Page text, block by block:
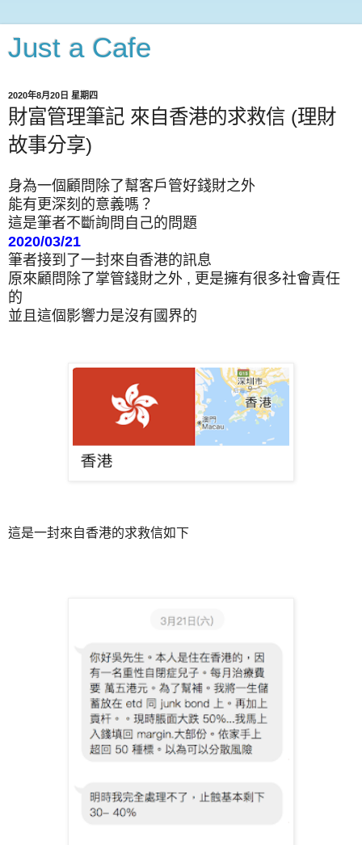
Just a Cafe
2020年8月20日 星期四
財富管理筆記 來自香港的求救信 (理財
故事分享)
身為一個顧問除了幫客戶管好錢財之外
能有更深刻的意義嗎？
這是筆者不斷詢問自己的問題
2020/03/21
筆者接到了一封來自香港的訊息
原來顧問除了掌管錢財之外 , 更是擁有很多社會責任
的
並且這個影響力是沒有國界的
這是一封來自香港的求救信如下